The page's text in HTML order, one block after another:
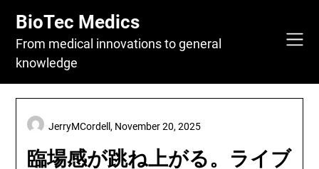
content
BioTec Medics
From medical innovations to general
knowledge
臨場感が跳ね上がる。ライブ
JerryMCordell, November 20, 2025